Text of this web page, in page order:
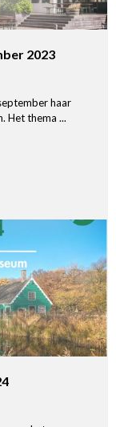
2023
haar
Het thema ...